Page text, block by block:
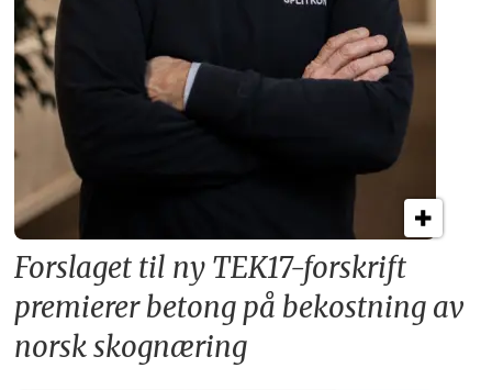
Forslaget til ny TEK17-forskrift
premierer betong på bekostning av
norsk skognæring